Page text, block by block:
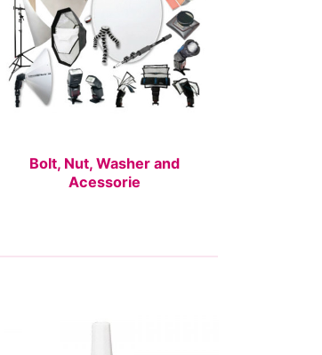
Bolt, Nut, Washer and
Acessorie